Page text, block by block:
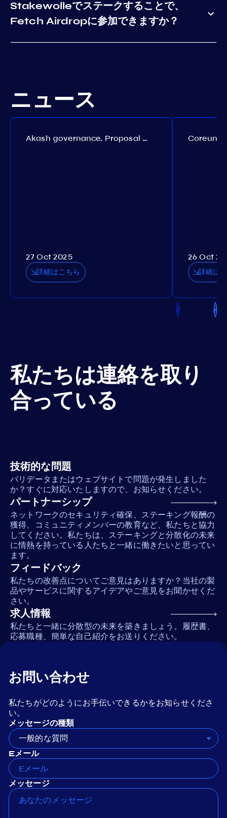
Stakewolleでステークすることで、
Fetch Airdropに参加できますか？
ニュース
Akash governance. Proposal №308
27 Oct 2025
詳細はこちら
26 Oct
詳細は
私たちは連絡を取り
合っている
技術的な問題
バリデータまたはウェブサイトで問題が発生しました
か？すぐに対応いたしますので、お知らせください。
パートナーシップ
ネットワークのセキュリティ確保、ステーキング報酬の
獲得、コミュニティメンバーの教育など、私たちと協力
してください。私たちは、ステーキングと分散化の未来
に情熱を持っている人たちと一緒に働きたいと思ってい
ます。
フィードバック
私たちの改善点についてご意見はありますか？当社の製
品やサービスに関するアイデアやご意見をお聞かせくだ
さい。
求人情報
私たちと一緒に分散型の未来を築きましょう。履歴書、
応募職種、簡単な自己紹介をお送りください。
お問い合わせ
私たちがどのようにお手伝いできるかをお知らせくださ
い。
メッセージの種類
一般的な質問
Eメール
メッセージ